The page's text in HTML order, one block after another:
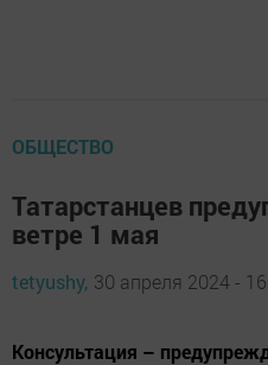
ОБЩЕСТВО
Татарстанцев
ветре 1 мая
tetyushy, 30 апреля 2024 -
Консультация –